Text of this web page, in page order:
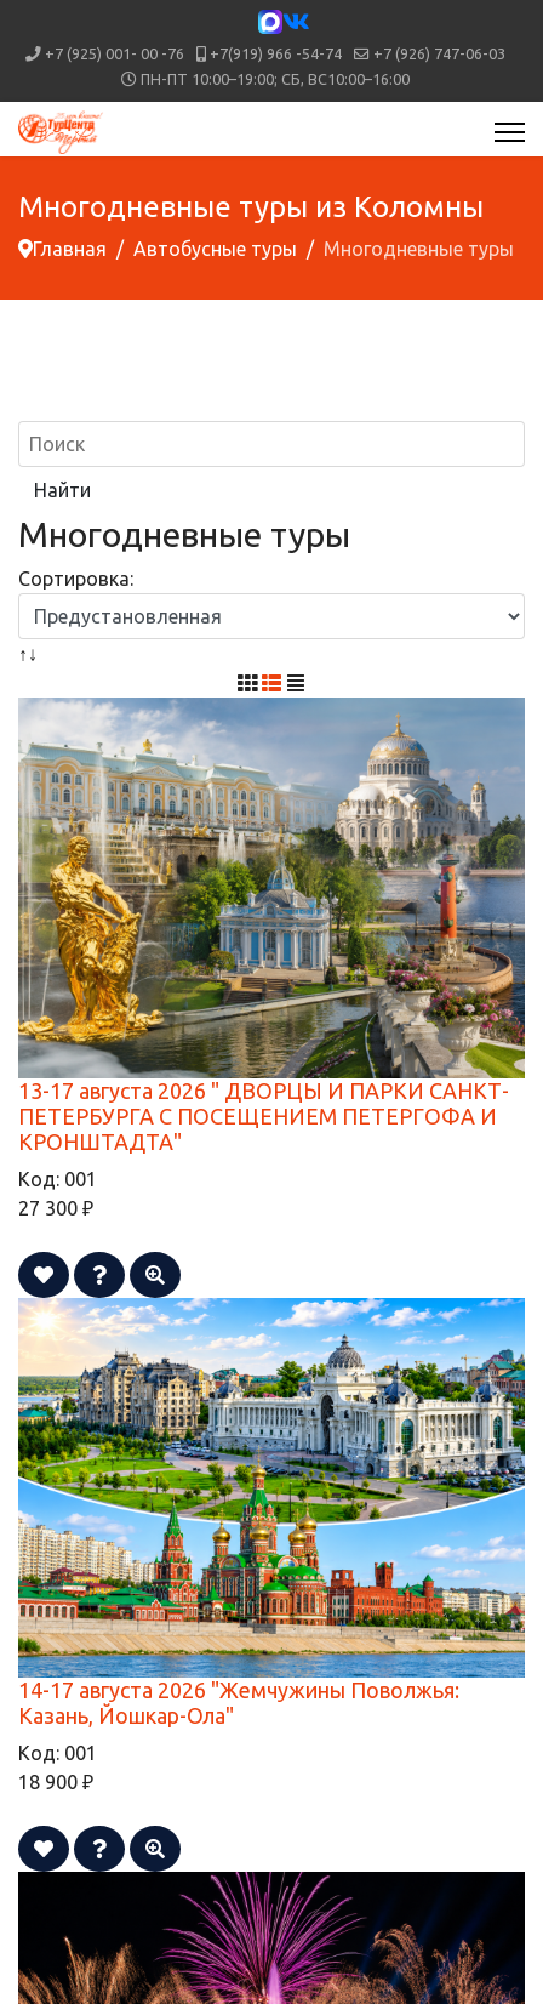
+7 (925) 001- 00 -76 +7(919) 966 -54-74
+7 (926) 747-06-03
ПН-ПТ 10:00–19:00; СБ, ВС10:00–16:00
Многодневные туры из Коломны
Главная Автобусные туры Многодневные туры
Многодневные туры
Сортировка:
↑↓
13-17 августа 2026 " ДВОРЦЫ И ПАРКИ САНКТ-
ПЕТЕРБУРГА С ПОСЕЩЕНИЕМ ПЕТЕРГОФА И
КРОНШТАДТА"
Код: 001
27 300 ₽
14-17 августа 2026 "Жемчужины Поволжья:
Казань, Йошкар-Ола"
Код: 001
18 900 ₽